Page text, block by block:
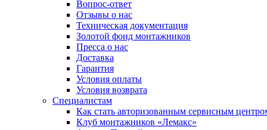
Вопрос-ответ
Отзывы о нас
Техническая документация
Золотой фонд монтажников
Пресса о нас
Доставка
Гарантия
Условия оплаты
Условия возврата
Специалистам
Как стать авторизованным сервисным
Клуб монтажников «Лемакс»